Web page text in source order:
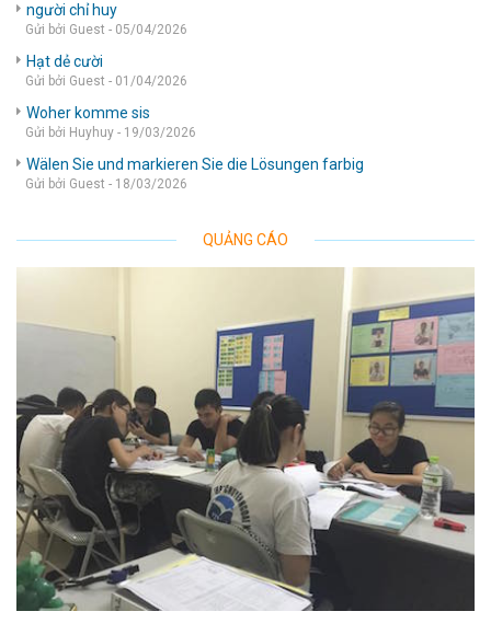
người chỉ huy
Gửi bởi Guest - 05/04/2026
Hạt dẻ cười
Gửi bởi Guest - 01/04/2026
Woher komme sis
Gửi bởi Huyhuy - 19/03/2026
Wälen Sie und markieren Sie die Lösungen farbig
Gửi bởi Guest - 18/03/2026
QUẢNG CÁO